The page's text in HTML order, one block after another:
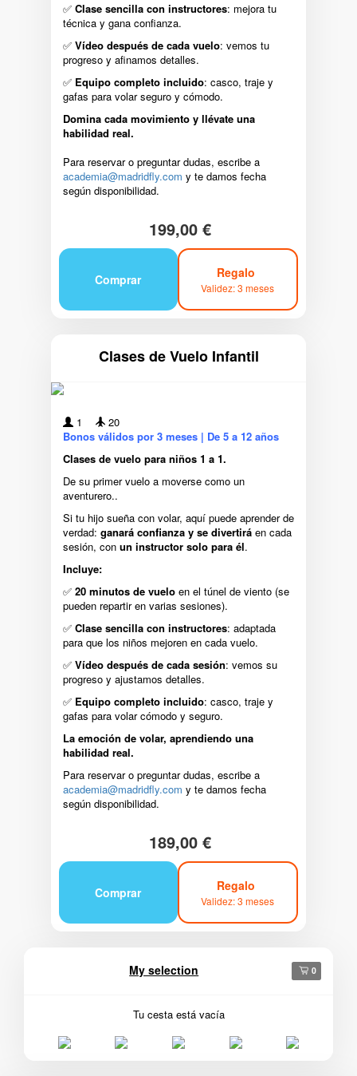
✅ Clase sencilla con instructores: mejora tu
técnica y gana confianza.
✅ Vídeo después de cada vuelo: vemos tu
progreso y afinamos detalles.
✅ Equipo completo incluido: casco, traje y
gafas para volar seguro y cómodo.
Domina cada movimiento y llévate una
habilidad real.
Para reservar o preguntar dudas, escribe a
academia@madridfly.com y te damos fecha
según disponibilidad.
199,00 €
Comprar Regalo
Validez: 3 meses
Clases de Vuelo Infantil
1
20
Bonos válidos por 3 meses | De 5 a 12 años
Clases de vuelo para niños 1 a 1.
De su primer vuelo a moverse como un
aventurero..
Si tu hijo sueña con volar, aquí puede aprender de
verdad: ganará confianza y se divertirá en cada
sesión, con un instructor solo para él.
Incluye:
✅ 20 minutos de vuelo en el túnel de viento (se
pueden repartir en varias sesiones).
✅ Clase sencilla con instructores: adaptada
para que los niños mejoren en cada vuelo.
✅ Vídeo después de cada sesión: vemos su
progreso y ajustamos detalles.
✅ Equipo completo incluido: casco, traje y
gafas para volar cómodo y seguro.
La emoción de volar, aprendiendo una
habilidad real.
Para reservar o preguntar dudas, escribe a
academia@madridfly.com y te damos fecha
según disponibilidad.
189,00 €
Comprar Regalo
Validez: 3 meses
My selection 0
Tu cesta está vacía